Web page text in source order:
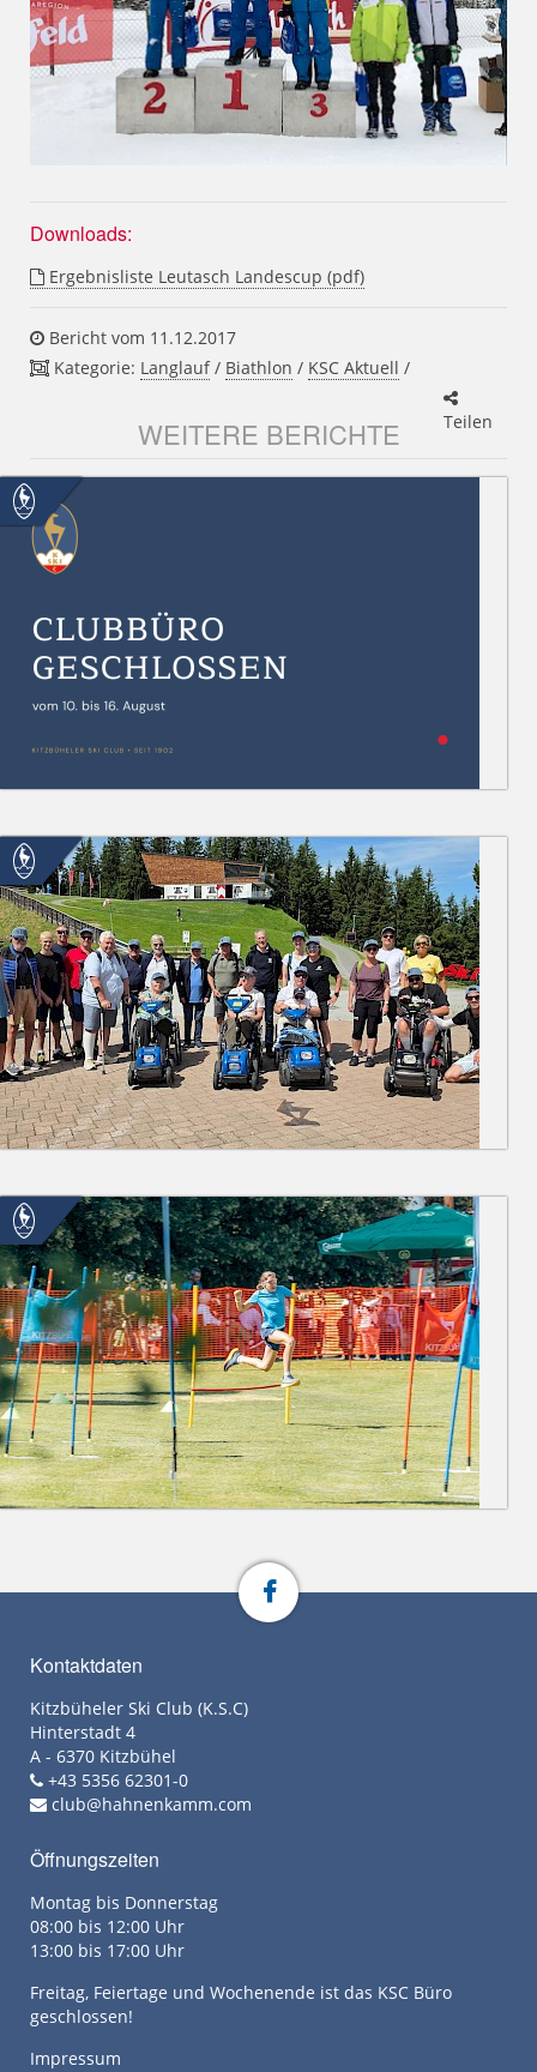
Downloads:
Ergebnisliste Leutasch Landescup (pdf)
Bericht vom 11.12.2017
Kategorie: Langlauf/ Biathlon / KSC Aktuell /
Teilen
WEITERE BERICHTE
Kontaktdaten
Kitzbüheler Ski Club (K.S.C)
Hinterstadt 4
A - 6370 Kitzbühel
+43 5356 62301-0
club@hahnenkamm.com
Öffnungszeiten
Montag bis Donnerstag
08:00 bis 12:00 Uhr
13:00 bis 17:00 Uhr
Freitag, Feiertage und Wochenende ist das KSC Büro
geschlossen!
Impressum